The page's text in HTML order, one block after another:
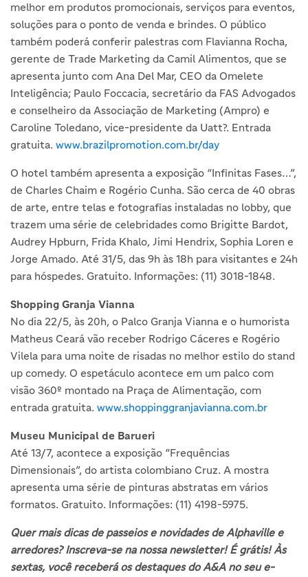
melhor em produtos promocionais, serviços para eventos,
soluções para o ponto de venda e brindes. O público
também poderá conferir palestras com Flavianna Rocha,
gerente de Trade Marketing da Camil Alimentos, que se
apresenta junto com Ana Del Mar, CEO da Omelete
Inteligência; Paulo Foccacia, secretário da FAS Advogados
e conselheiro da Associação de Marketing (Ampro) e
Caroline Toledano, vice-presidente da Uatt?. Entrada
gratuita. www.brazilpromotion.com.br/day
O hotel também apresenta a exposição “Infinitas Fases…”,
de Charles Chaim e Rogério Cunha. São cerca de 40 obras
de arte, entre telas e fotografias instaladas no lobby, que
trazem uma série de celebridades como Brigitte Bardot,
Audrey Hpburn, Frida Khalo, Jimi Hendrix, Sophia Loren e
Jorge Amado. Até 31/5, das 9h às 18h para visitantes e 24h
para hóspedes. Gratuito. Informações: (11) 3018-1848.
Shopping Granja Vianna
No dia 22/5, às 20h, o Palco Granja Vianna e o humorista
Matheus Ceará vão receber Rodrigo Cáceres e Rogério
Vilela para uma noite de risadas no melhor estilo do stand
up comedy. O espetáculo acontece em um palco com
visão 360º montado na Praça de Alimentação, com
entrada gratuita. www.shoppinggranjavianna.com.br
Museu Municipal de Barueri
Até 13/7, acontece a exposição “Frequências
Dimensionais”, do artista colombiano Cruz. A mostra
apresenta uma série de pinturas abstratas em vários
formatos. Gratuito. Informações: (11) 4198-5975.
Quer mais dicas de passeios e novidades de Alphaville e
arredores? Inscreva-se na nossa newsletter! É grátis! Às
sextas, você receberá os destaques do A&A no seu e-